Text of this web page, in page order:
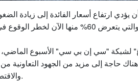
يؤدي ارتفاع أسعار الفائدة إلى زيادة
لشبكة "سي إن بي سي" الأسبوع الماضي،
حاجة إلى مزيد من الجهود التعاونية من
والاقتصادات المتقدمة.